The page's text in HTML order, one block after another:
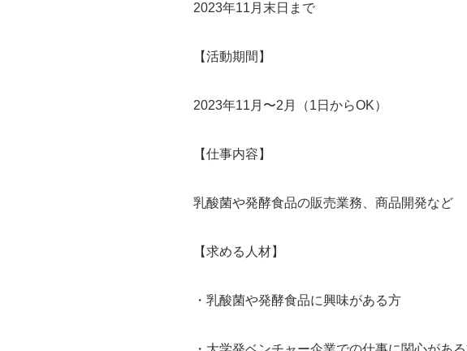
2023年11月末日まで
【活動期間】
2023年11月〜2月（1日からOK）
【仕事内容】
乳酸菌や発酵食品の販売業務、商品開発など
【求める人材】
・乳酸菌や発酵食品に興味がある方